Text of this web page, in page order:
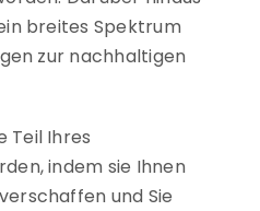
breites Spektrum
zur nachhaltigen
Teil Ihres
indem sie Ihnen
und Sie